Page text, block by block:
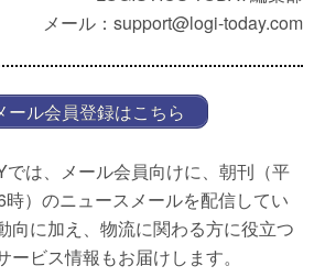
メール：support@logi-today.com
ール会員登録はこちら
では、メール会員向けに、朝刊（平
）のニュースメールを配信してい
向に加え、物流に関わる方に役立つ
ービス情報もお届けします。